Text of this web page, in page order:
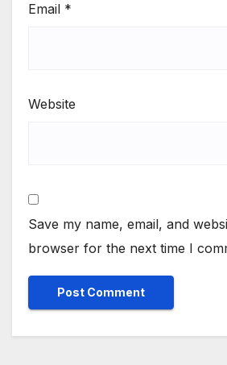
Email *
Website
Save my name, email, and
browser for the next time I